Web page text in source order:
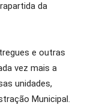
da
e outras
vez mais a
unidades,
Municipal.